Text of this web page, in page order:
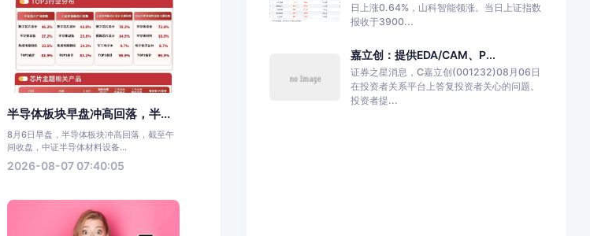
半导体板块早盘冲高回落，半...
8月6日早盘，半导体板块冲高回落，截至午
间收盘，中证半导体材料设备...
2026-08-07 07:40:05
日上涨0.64%，山科智能领涨。当日上证指数
报收于3900...
嘉立创：提供EDA/CAM、P...
证券之星消息，C嘉立创(001232)08月06日
在投资者关系平台上答复投资者关心的问题。
投资者提...